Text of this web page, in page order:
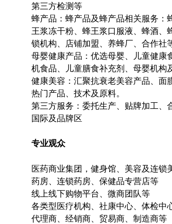
第三方检测等
蜂产品：蜂产品及蜂产品相关服务：
王浆冻干粉、蜂王浆口服液、蜂酒
锁机构、店铺加盟、养蜂厂、合作社
母婴健康产品：优选母婴、儿童健康
机食品、儿童膳食补充剂、母婴机构
健康美容：汇聚抗衰老美容产品、面
热门产品、技术及原料。
第三方服务：委托生产、贴牌加工、
国际及品牌区
专业观众
医药商业集团，健身馆、美容及连锁
药房、连锁药房、保健品专营店等
线上线下购物平台、微商团队等
各类型医疗机构、社康中心、体检中
代理商、经销商、贸易商、制造商等